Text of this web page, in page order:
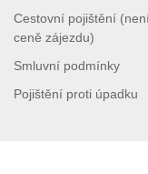
Cestovní pojištění
ceně zájezdu)
Smluvní podmínky
Pojištění proti úpadku